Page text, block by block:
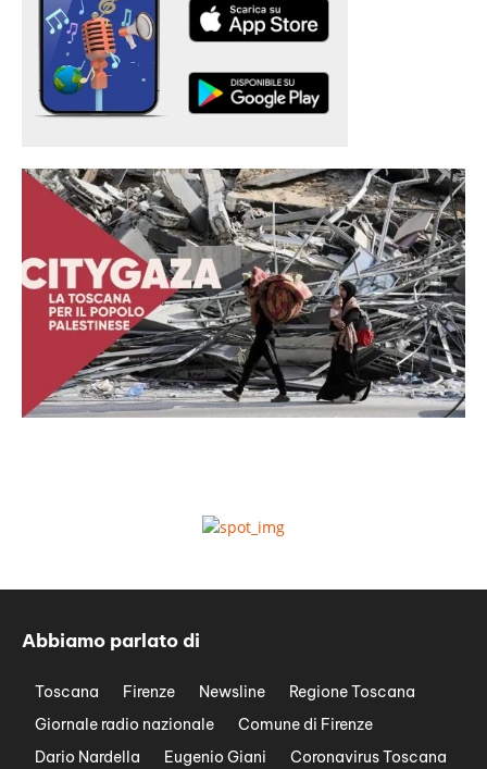
Abbiamo parlato di
Toscana Firenze Newsline
Regione Toscana
Giornale radio nazionale
Comune di Firenze
Dario Nardella
Eugenio Giani
Coronavirus Toscana